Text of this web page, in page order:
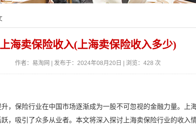
上海卖保险收入(上海卖保险收入多少)
作者：易淘网 | 发布于：2024年08月20日 | 浏览：428 次
，保险行业在中国市场逐渐成为一股不可忽视的金融力量。上
，吸引了众多从业者。本文将深入探讨上海卖保险行业的收入情